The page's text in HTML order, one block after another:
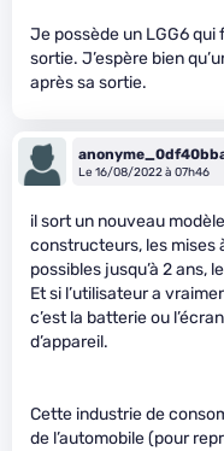
Je possède un LGG6 qui
sortie. J’espère bien
après sa sortie.
Le 16/08/2022 à 07h46
il sort un nouveau
constructeurs, les mises
possibles jusqu’à 2 ans,
Et si l’utilisateur a
c’est la batterie ou
d’appareil.
Cette industrie de
de l’automobile (pour